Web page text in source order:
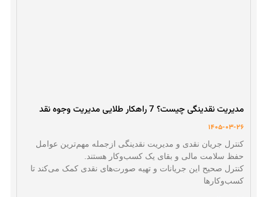
مدیریت نقدینگی چیست؟ 7 راهکار طلایی مدیریت وجوه نقد
1405-03-26
کنترل جریان نقدی و مدیریت نقدینگی ازجمله مهم‌ترین عوامل
حفظ سلامت مالی و بقای یک کسب‌و‌کار هستند.
کنترل صحیح این جریانات و تهیه صورت‌های نقدی کمک می‌کند تا
کسب‌وکارها